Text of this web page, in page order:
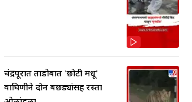
चंद्रपूरात ताडोबात 'छोटी मधू'
वाघिणीने दोन बछड्यांसह रस्ता